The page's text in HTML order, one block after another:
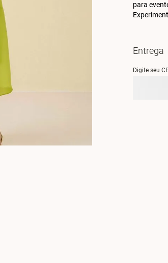
para
Entrega
Digite seu